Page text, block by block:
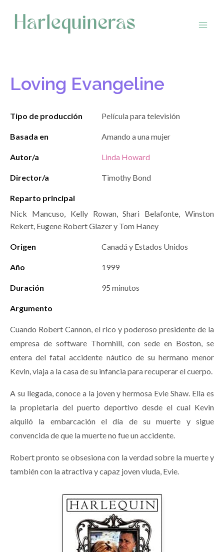
contenido
Loving Evangeline
Tipo de producción Película para televisión
Basada en Amando a una mujer
Autor/a Linda Howard
Director/a Timothy Bond
Reparto principal
Nick Mancuso, Kelly Rowan, Shari Belafonte, Winston
Rekert, Eugene Robert Glazer y Tom Haney
Origen Canadá y Estados Unidos
Año 1999
Duración 95 minutos
Argumento
Cuando Robert Cannon, el rico y poderoso presidente de la
empresa de software Thornhill, con sede en Boston, se
entera del fatal accidente náutico de su hermano menor
Kevin, viaja a la casa de su infancia para recuperar el cuerpo.
A su llegada, conoce a la joven y hermosa Evie Shaw. Ella es
la propietaria del puerto deportivo desde el cual Kevin
alquiló la embarcación el día de su muerte y sigue
convencida de que la muerte no fue un accidente.
Robert pronto se obsesiona con la verdad sobre la muerte y
también con la atractiva y capaz joven viuda, Evie.